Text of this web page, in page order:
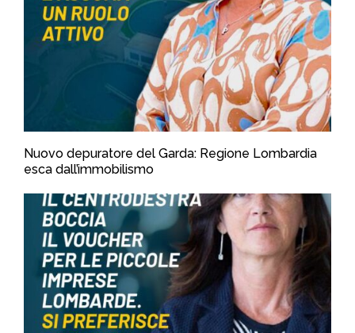
Nuovo depuratore del Garda: Regione Lombardia
esca dall’immobilismo